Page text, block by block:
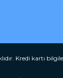
Kredi kartı